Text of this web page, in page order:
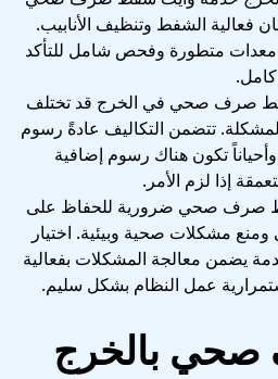
فعالية الشفط وتنظيف الأنابيب.
متطورة وفحص شامل للتأكد
صرف صحي في الخرج قد تختلف
تتضمن التكاليف عادةً رسوم
تكون هناك رسوم إضافية
إذا لزم الأمر.
صرف صحي ضرورية للحفاظ على
مشكلات صحية وبيئية. اختيار
يضمن معالجة المشكلات بفعالية
عمل النظام بشكل سليم.
بالخرج